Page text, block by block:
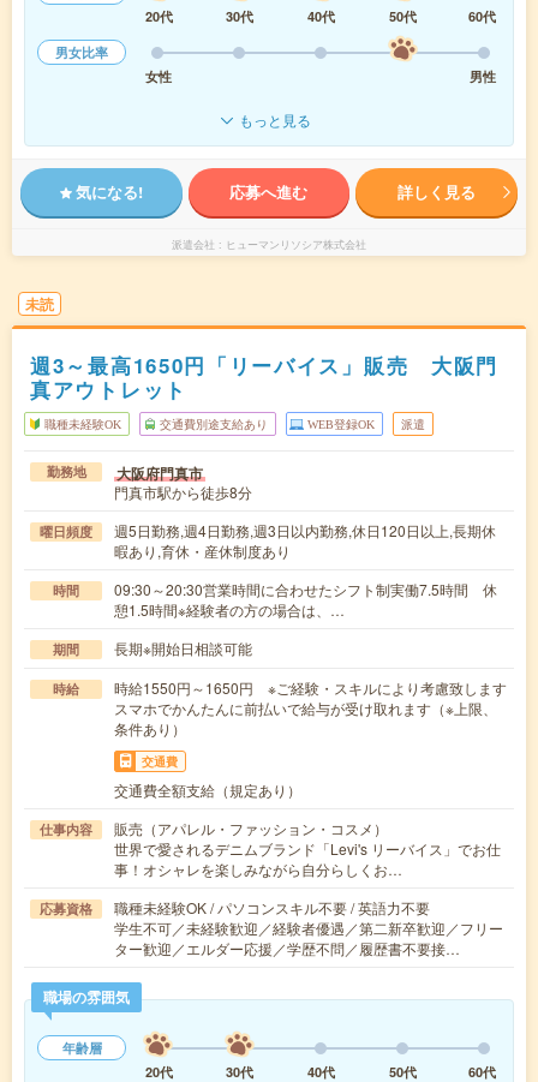
20代
30代 40代 50代
60代
男女比率
女性
男性
もっと見る
気になる! 応募へ進む 詳しく見る
派遣会社 ヒューマンリソシア株式会社
未読
週3～最高1650円「リーバイス」販売 大阪門
真アウトレット
職種未経験OK 交通費別途支給あり WEB登録OK 派遣
勤務地 大阪府門真市
門真市駅から徒歩8分
曜日頻度
週5日勤務,週4日勤務,週3日以内勤務,休日120日以上,長期休
暇あり,育休・産休制度あり
時間
09:30～20:30営業時間に合わせたシフト制実働7.5時間 休
憩1.5時間※経験者の方の場合は、…
期間 長期※開始日相談可能
時給
時給1550円～1650円 ※ご経験・スキルにより考慮致します
スマホでかんたんに前払いで給与が受け取れます（※上限、
条件あり）
交通費
交通費全額支給（規定あり）
仕事内容
販売（アパレル・ファッション・コスメ）
世界で愛されるデニムブランド「Levi's リーバイス」でお仕
事！オシャレを楽しみながら自分らしくお…
応募資格
職種未経験OK / パソコンスキル不要 / 英語力不要
学生不可／未経験歓迎／経験者優遇／第二新卒歓迎／フリー
ター歓迎／エルダー応援／学歴不問／履歴書不要接…
職場の雰囲気
年齢層
20代
30代 40代 50代
60代